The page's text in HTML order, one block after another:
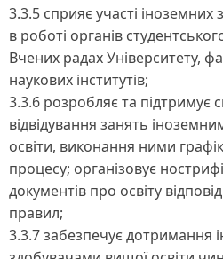
3.3.5 сприяє участі іноземних
в роботі органів
Вчених радах Університету,
наукових інститутів;
3.3.6 розробляє та підтримує
відвідування занять
освіти, виконання ними
процесу; організовує
документів про освіту
правил;
3.3.7 забезпечує дотримання